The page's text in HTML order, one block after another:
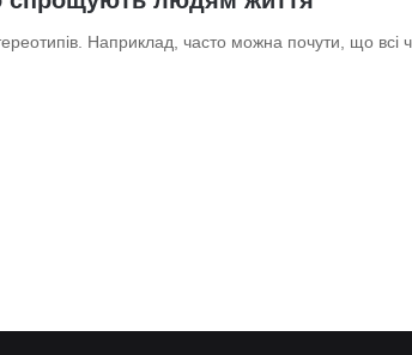
Наприклад, часто можна почути, що всі